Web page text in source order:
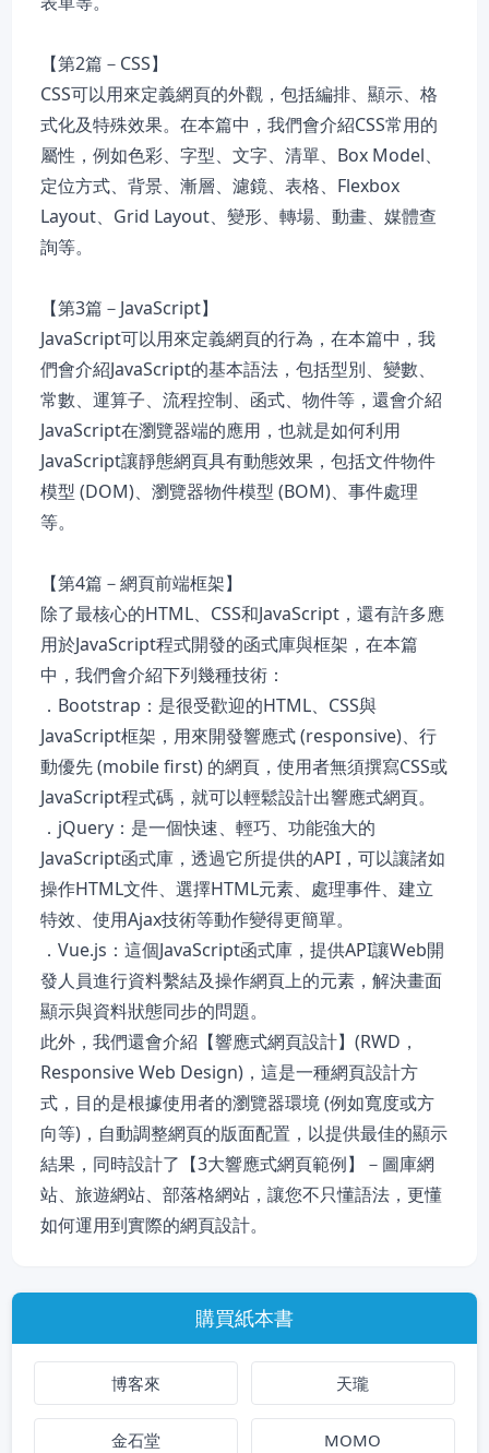
【第2篇－CSS】
CSS可以用來定義網頁的外觀，包括編排、顯示、格
式化及特殊效果。在本篇中，我們會介紹CSS常用的
屬性，例如色彩、字型、文字、清單、Box Model、
定位方式、背景、漸層、濾鏡、表格、Flexbox
Layout、Grid Layout、變形、轉場、動畫、媒體查
詢等。
【第3篇－JavaScript】
JavaScript可以用來定義網頁的行為，在本篇中，我
們會介紹JavaScript的基本語法，包括型別、變數、
常數、運算子、流程控制、函式、物件等，還會介紹
JavaScript在瀏覽器端的應用，也就是如何利用
JavaScript讓靜態網頁具有動態效果，包括文件物件
模型 (DOM)、瀏覽器物件模型 (BOM)、事件處理
等。
【第4篇－網頁前端框架】
除了最核心的HTML、CSS和JavaScript，還有許多應
用於JavaScript程式開發的函式庫與框架，在本篇
中，我們會介紹下列幾種技術：
．Bootstrap：是很受歡迎的HTML、CSS與
JavaScript框架，用來開發響應式 (responsive)、行
動優先 (mobile first) 的網頁，使用者無須撰寫CSS或
JavaScript程式碼，就可以輕鬆設計出響應式網頁。
．jQuery：是一個快速、輕巧、功能強大的
JavaScript函式庫，透過它所提供的API，可以讓諸如
操作HTML文件、選擇HTML元素、處理事件、建立
特效、使用Ajax技術等動作變得更簡單。
．Vue.js：這個JavaScript函式庫，提供API讓Web開
發人員進行資料繫結及操作網頁上的元素，解決畫面
顯示與資料狀態同步的問題。
此外，我們還會介紹【響應式網頁設計】(RWD，
Responsive Web Design)，這是一種網頁設計方
式，目的是根據使用者的瀏覽器環境 (例如寬度或方
向等)，自動調整網頁的版面配置，以提供最佳的顯示
結果，同時設計了【3大響應式網頁範例】－圖庫網
站、旅遊網站、部落格網站，讓您不只懂語法，更懂
如何運用到實際的網頁設計。
購買紙本書
博客來 天瓏
金石堂 MOMO